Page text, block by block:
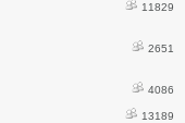
11829
2651
4086
13189